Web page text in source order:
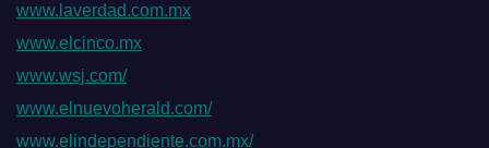
www.laverdad.com.mx
www.elcinco.mx
www.wsj.com/
www.elnuevoherald.com/
www.elindependiente.com.mx/